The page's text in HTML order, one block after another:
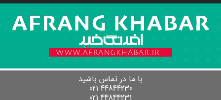
با ما در تماس باشید
44844230 021